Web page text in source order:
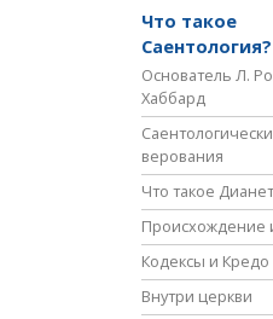
Что такое
Саентология?
Основатель Л.
Хаббард
верования
Что такое
Происхождение
Кодексы и Кредо
Внутри церкви